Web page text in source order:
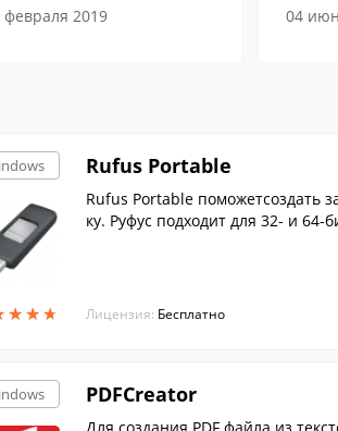
февраля 2019
04
★★★
★★★
Rufus Portable
Rufus Portable поможетсоздать
ку. Руфус подходит для 32- и
Лицензия: Бесплатно
PDFCreator